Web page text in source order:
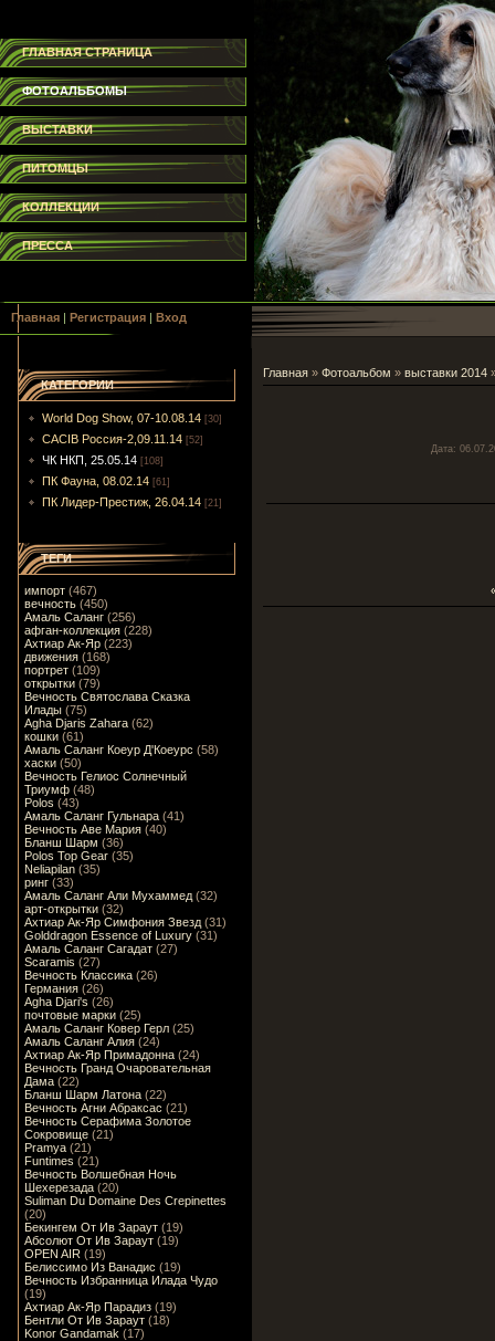
ГЛАВНАЯ СТРАНИЦА
ФОТОАЛЬБОМЫ
ВЫСТАВКИ
ПИТОМЦЫ
КОЛЛЕКЦИИ
ПРЕССА
Главная | Регистрация | Вход
КАТЕГОРИИ
World Dog Show, 07-10.08.14 [30]
CACIB Россия-2,09.11.14 [52]
ЧК НКП, 25.05.14 [108]
ПК Фауна, 08.02.14 [61]
ПК Лидер-Престиж, 26.04.14 [21]
ТЕГИ
импорт (467)
вечность (450)
Амаль Саланг (256)
афган-коллекция (228)
Ахтиар Ак-Яр (223)
движения (168)
портрет (109)
открытки (79)
Вечность Святослава Сказка
Илады (75)
Agha Djaris Zahara (62)
кошки (61)
Амаль Саланг Коеур Д'Коеурс (58)
хаски (50)
Вечность Гелиос Солнечный
Триумф (48)
Polos (43)
Амаль Саланг Гульнара (41)
Вечность Аве Мария (40)
Бланш Шарм (36)
Polos Top Gear (35)
Neliapilan (35)
ринг (33)
Амаль Саланг Али Мухаммед (32)
арт-открытки (32)
Ахтиар Ак-Яр Симфония Звезд (31)
Golddragon Essence of Luxury (31)
Амаль Саланг Сагадат (27)
Scaramis (27)
Вечность Классика (26)
Германия (26)
Agha Djari's (26)
почтовые марки (25)
Амаль Саланг Ковер Герл (25)
Амаль Саланг Алия (24)
Ахтиар Ак-Яр Примадонна (24)
Вечность Гранд Очаровательная
Дама (22)
Бланш Шарм Латона (22)
Вечность Агни Абраксас (21)
Вечность Серафима Золотое
Сокровище (21)
Pramya (21)
Funtimes (21)
Вечность Волшебная Ночь
Шехерезада (20)
Suliman Du Domaine Des Crepinettes
(20)
Бекингем От Ив Зараут (19)
Абсолют От Ив Зараут (19)
OPEN AIR (19)
Белиссимо Из Ванадис (19)
Вечность Избранница Илада Чудо
(19)
Ахтиар Ак-Яр Парадиз (19)
Бентли От Ив Зараут (18)
Konor Gandamak (17)
Главная » Фотоальбом » выставки 2014
Дата: